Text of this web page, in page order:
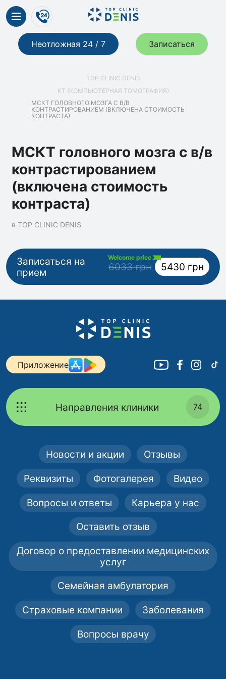
Неотложная 24 / 7 Записаться
TOP CLINIC DENIS
КТ (КОМПЬЮТЕРНАЯ ТОМОГРАФИЯ)
МСКТ ГОЛОВНОГО МОЗГА С В/В
КОНТРАСТИРОВАНИЕМ (ВКЛЮЧЕНА СТОИМОСТЬ
КОНТРАСТА)
МСКТ головного мозга с в/в
контрастированием
(включена стоимость
контраста)
в TOP CLINIC DENIS
Записаться на
прием
Welcome price
6033 грн 5430 грн
Приложение
Направления клиники 74
Новости и акции Отзывы
Реквизиты Фотогалерея Видео
Вопросы и ответы Карьера у нас
Оставить отзыв
Договор о предоставлении медицинских
услуг
Семейная амбулатория
Страховые компании Заболевания
Вопросы врачу